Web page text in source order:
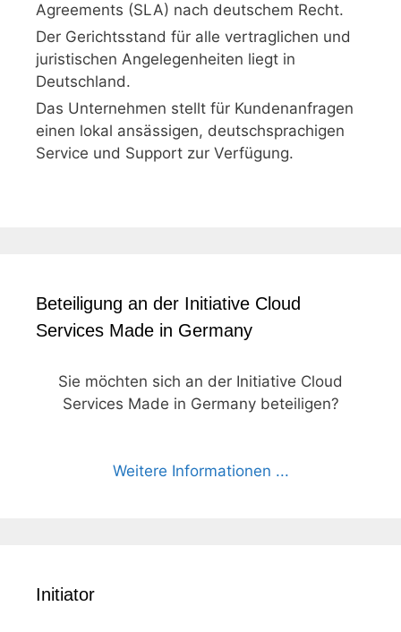
Agreements (SLA) nach deutschem Recht.
Der Gerichtsstand für alle vertraglichen und
juristischen Angelegenheiten liegt in
Deutschland.
Das Unternehmen stellt für Kundenanfragen
einen lokal ansässigen, deutschsprachigen
Service und Support zur Verfügung.
Beteiligung an der Initiative Cloud
Services Made in Germany
Sie möchten sich an der Initiative Cloud
Services Made in Germany beteiligen?
Weitere Informationen ...
Initiator